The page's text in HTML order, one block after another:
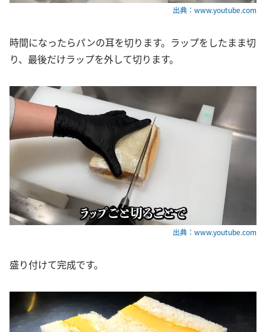
出典：www.youtube.com
時間になったらパンの耳を切ります。ラップをしたまま切
り、最後だけラップを外して切ります。
出典：www.youtube.com
盛り付けて完成です。